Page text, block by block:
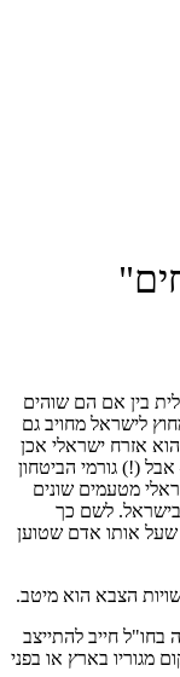
בין אם הם שוהים
לישראל מחויב גם
אזרח ישראלי אכן
(!) גורמי הביטחון
מטעמים שונים
בישראל. לשם כך
שעל אותו אדם שטוען
הצבא הוא מיטב.
בחו"ל חייב להתייצב
למקום מגוריו בארץ או בפני